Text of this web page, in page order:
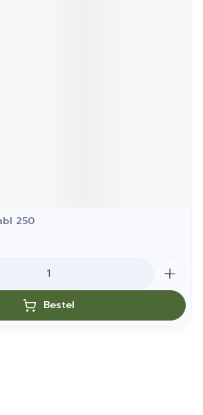
250
Bestel